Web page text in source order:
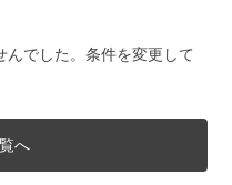
でした。条件を変更して
へ